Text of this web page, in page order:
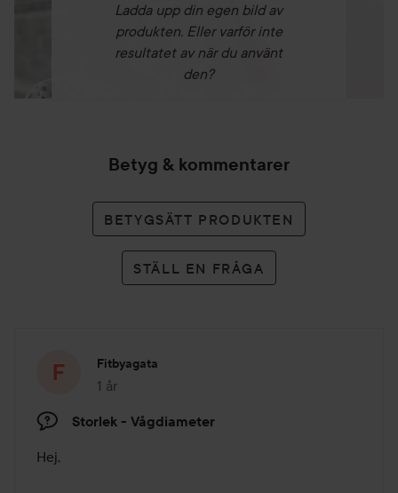
Ladda upp din egen bild av
produkten. Eller varför inte
resultatet av när du använt
den?
Betyg & kommentarer
BETYGSÄTT PRODUKTEN
STÄLL EN FRÅGA
Fitbyagata
1 år
Inlägget skapades 1 år
Storlek - Vågdiameter
Hej,